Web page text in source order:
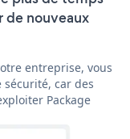
de nouveaux
entreprise, vous
car des
Package